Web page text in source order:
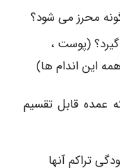
محرز می شود؟
گیرد؟ (پوست ،
این اندام ها)
عمده قابل تقسیم
تراکم آنها